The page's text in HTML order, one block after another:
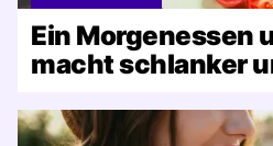
Ein Morgenessen
macht schlanker